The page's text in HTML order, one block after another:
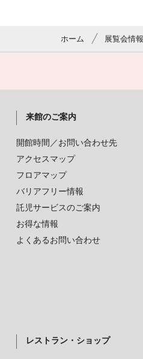
ホーム 展覧会情
来館のご案内
開館時間／お問い合わせ先
アクセスマップ
フロアマップ
バリアフリー情報
託児サービスのご案内
お得な情報
よくあるお問い合わせ
レストラン・ショップ